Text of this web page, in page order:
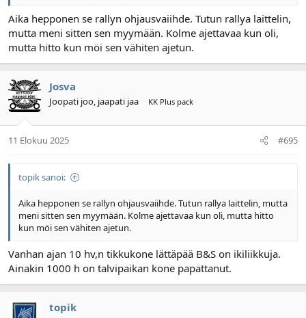
Aika hepponen se rallyn ohjausvaiihde. Tutun rallya laittelin,
mutta meni sitten sen myymään. Kolme ajettavaa kun oli,
mutta hitto kun möi sen vähiten ajetun.
Josva
Joopati joo, jaapati jaa KK Plus pack
11 Elokuu 2025 #695
topik sanoi:
Aika hepponen se rallyn ohjausvaiihde. Tutun rallya laittelin, mutta
meni sitten sen myymään. Kolme ajettavaa kun oli, mutta hitto
kun möi sen vähiten ajetun.
Vanhan ajan 10 hv,n tikkukone lättäpää B&S on ikiliikkuja.
Ainakin 1000 h on talvipaikan kone papattanut.
topik